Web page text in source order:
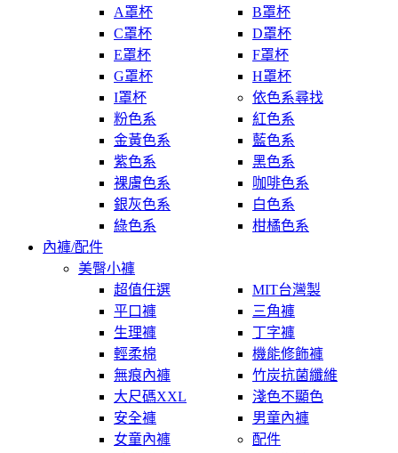
A罩杯
B罩杯
C罩杯
D罩杯
E罩杯
F罩杯
G罩杯
H罩杯
I罩杯
依色系尋找
粉色系
紅色系
金黃色系
藍色系
紫色系
黑色系
裸膚色系
咖啡色系
銀灰色系
白色系
綠色系
柑橘色系
內褲/配件
美臀小褲
超值任選
MIT台灣製
平口褲
三角褲
生理褲
丁字褲
輕柔棉
機能修飾褲
無痕內褲
竹炭抗菌纖維
大尺碼XXL
淺色不顯色
安全褲
男童內褲
女童內褲
配件